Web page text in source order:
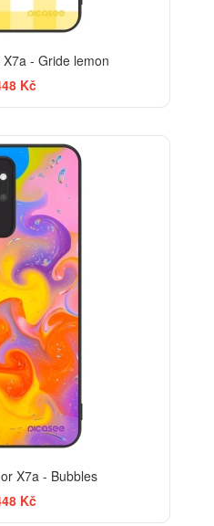
- Gride lemon
Kč
X7a - Bubbles
Kč